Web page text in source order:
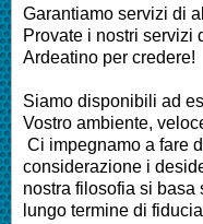
Garantiamo servizi di
Provate i nostri servizi
Ardeatino per credere!
Siamo disponibili ad
Vostro ambiente,
Ci impegnamo a fare
considerazione i
nostra filosofia si
lungo termine di